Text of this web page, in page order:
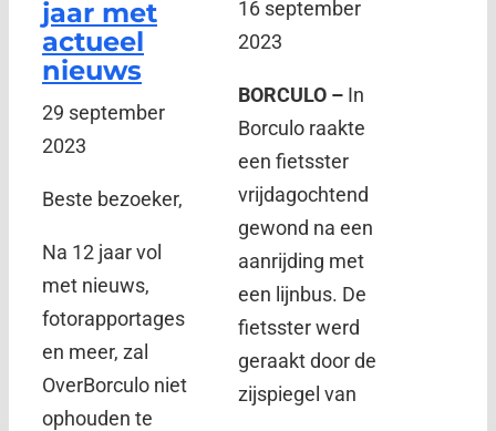
jaar met
actueel
nieuws
29 september
2023
Beste bezoeker,
Na 12 jaar vol
met nieuws,
fotorapportages
en meer, zal
OverBorculo niet
ophouden te
16 september
2023
BORCULO – In
Borculo raakte
een fietsster
vrijdagochtend
gewond na een
aanrijding met
een lijnbus. De
fietsster werd
geraakt door de
zijspiegel van